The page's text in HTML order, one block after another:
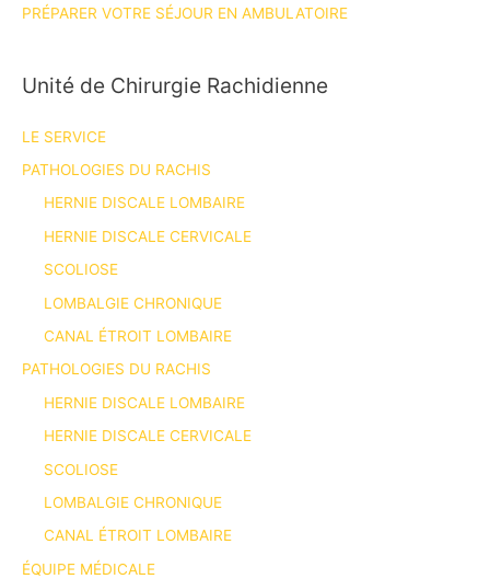
PRÉPARER VOTRE SÉJOUR EN AMBULATOIRE
Unité de Chirurgie Rachidienne
LE SERVICE
PATHOLOGIES DU RACHIS
HERNIE DISCALE LOMBAIRE
HERNIE DISCALE CERVICALE
SCOLIOSE
LOMBALGIE CHRONIQUE
CANAL ÉTROIT LOMBAIRE
PATHOLOGIES DU RACHIS
HERNIE DISCALE LOMBAIRE
HERNIE DISCALE CERVICALE
SCOLIOSE
LOMBALGIE CHRONIQUE
CANAL ÉTROIT LOMBAIRE
ÉQUIPE MÉDICALE